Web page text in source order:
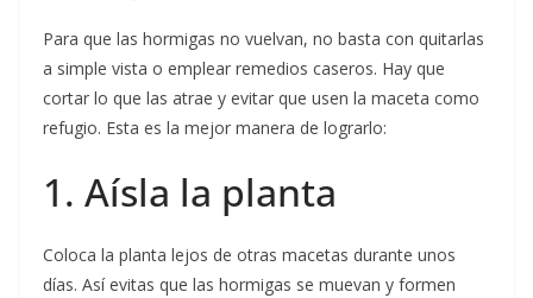
Para que las hormigas no vuelvan, no basta con quitarlas
a simple vista o emplear remedios caseros. Hay que
cortar lo que las atrae y evitar que usen la maceta como
refugio. Esta es la mejor manera de lograrlo:
1. Aísla la planta
Coloca la planta lejos de otras macetas durante unos
días. Así evitas que las hormigas se muevan y formen